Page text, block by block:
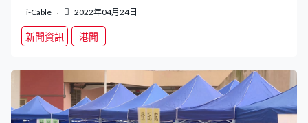
i-Cable 2022年04月24日
新聞資訊 港聞